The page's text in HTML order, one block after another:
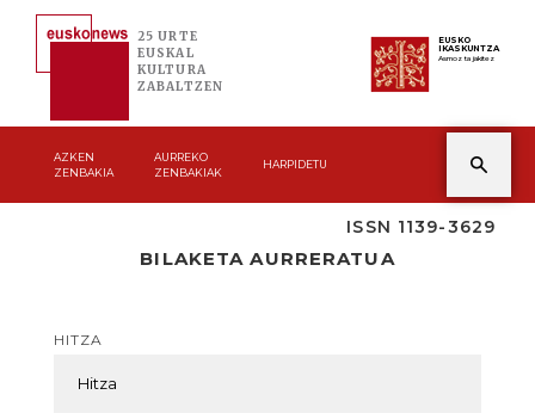
25 URTE
EUSKAL
KULTURA
ZABALTZEN
EUSKO
IKASKUNTZA
Asmoz ta jakitez
AZKEN
ZENBAKIA
AURREKO
ZENBAKIAK
HARPIDETU
ISSN 1139-3629
BILAKETA AURRERATUA
HITZA